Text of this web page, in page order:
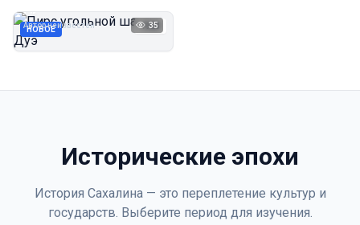
НОВОЕ 1923
Автор неизвестен 35
Исторические эпохи
История Сахалина — это переплетение культур и
государств. Выберите период для изучения.